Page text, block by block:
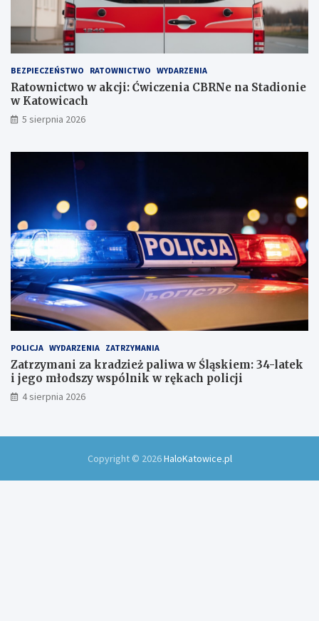
BEZPIECZEŃSTWO RATOWNICTWO WYDARZENIA
Ratownictwo w akcji: Ćwiczenia CBRNe na Stadionie
w Katowicach
5 sierpnia 2026
POLICJA WYDARZENIA ZATRZYMANIA
Zatrzymani za kradzież paliwa w Śląskiem: 34-latek
i jego młodszy wspólnik w rękach policji
4 sierpnia 2026
Copyright © 2026HaloKatowice.pl